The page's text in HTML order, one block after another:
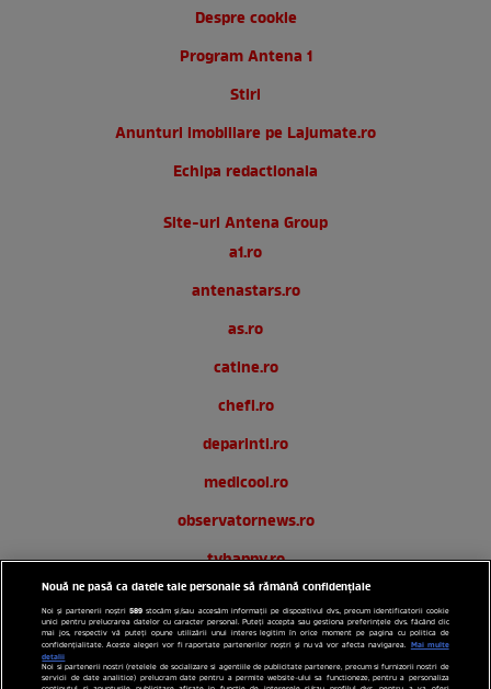
Despre cookie
Program Antena 1
Stiri
Anunturi imobiliare pe Lajumate.ro
Echipa redactionala
Site-uri Antena Group
a1.ro
antenastars.ro
as.ro
catine.ro
chefi.ro
deparinti.ro
medicool.ro
observatornews.ro
tvhappy.ro
useit.ro
zutv.ro
Trends AntenaPLAY
Nouă ne pasă ca datele tale personale să rămână confidențiale
Noi și partenerii noștri589 stocăm și/sau accesăm informații pe dispozitivul dvs., precum identificatorii cookie
unici pentru prelucrarea datelor cu caracter personal. Puteți accepta sau gestiona preferințele dvs. făcând clic
mai jos, respectiv vă puteți opune utilizării unui interes legitim în orice moment pe pagina cu politica de
confidențialitate. Aceste alegeri vor fi raportate partenerilor noștri și nu vă vor afecta navigarea. Mai multe
detalii
Noi si partenerii nostri (retelele de socializare si agentiile de publicitate partenere, precum si furnizorii nostri de
servicii de date analitice) prelucram date pentru a permite website-ului sa functioneze, pentru a personaliza